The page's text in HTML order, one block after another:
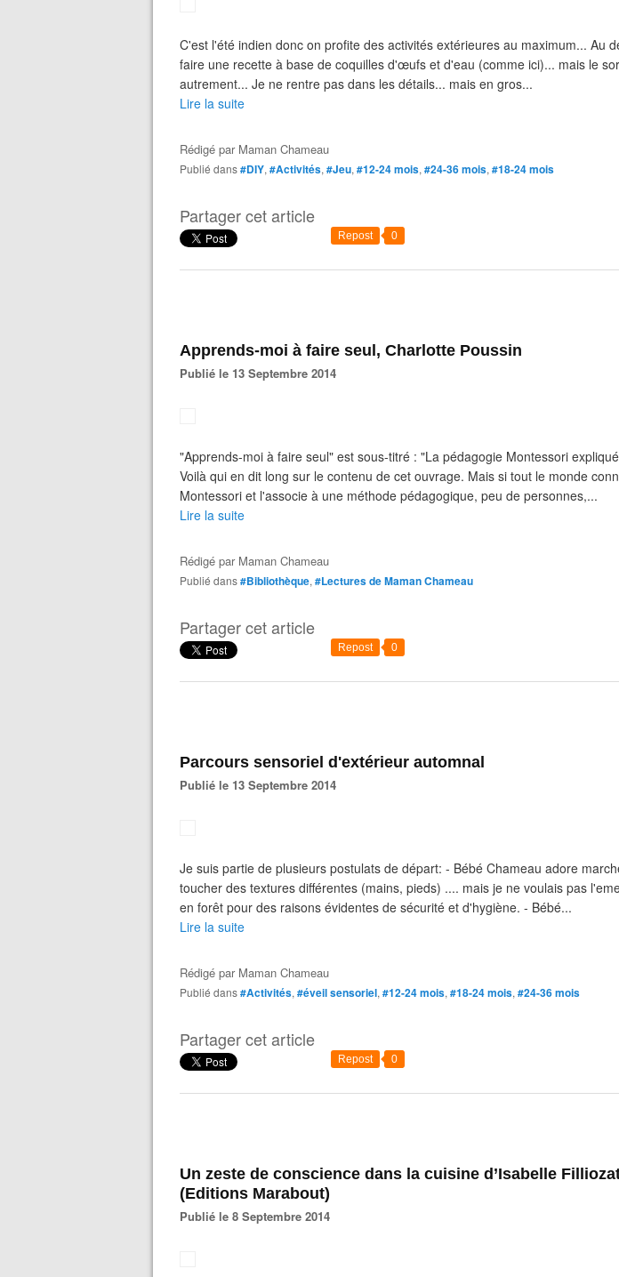
C'est l'été indien donc on profite des activités extérieures au maximum... Au
faire une recette à base de coquilles d'œufs et d'eau (comme ici)... mais le
autrement... Je ne rentre pas dans les détails... mais en gros...
Lire la suite
Rédigé par Maman Chameau
Publié dans#DIY, #Activités, #Jeu, #12-24 mois, #24-36 mois, #18-24 mois
Partager cet article
Repost 0
Apprends-moi à faire seul, Charlotte Poussin
Publié le 13 Septembre 2014
"Apprends-moi à faire seul" est sous-titré : "La pédagogie Montessori
Voilà qui en dit long sur le contenu de cet ouvrage. Mais si tout le monde
Montessori et l'associe à une méthode pédagogique, peu de personnes,...
Lire la suite
Rédigé par Maman Chameau
Publié dans#Bibliothèque, #Lectures de Maman Chameau
Partager cet article
Repost 0
Parcours sensoriel d'extérieur automnal
Publié le 13 Septembre 2014
Je suis partie de plusieurs postulats de départ: - Bébé Chameau adore
toucher des textures différentes (mains, pieds) .... mais je ne voulais pas
en forêt pour des raisons évidentes de sécurité et d'hygiène. - Bébé...
Lire la suite
Rédigé par Maman Chameau
Publié dans#Activités, #éveil sensoriel, #12-24 mois, #18-24 mois, #24-36 mois
Partager cet article
Repost 0
Un zeste de conscience dans la cuisine d’Isabelle Filliozat
(Editions Marabout)
Publié le 8 Septembre 2014